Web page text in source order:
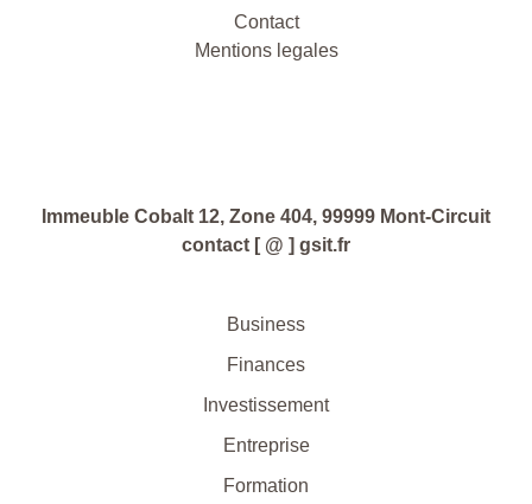
Contact
Mentions legales
Immeuble Cobalt 12, Zone 404, 99999 Mont-Circuit
contact [ @ ] gsit.fr
Business
Finances
Investissement
Entreprise
Formation